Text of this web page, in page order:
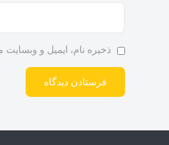
ذخیره نام، ایمیل و